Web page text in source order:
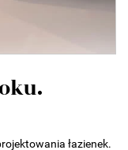
łazienek.